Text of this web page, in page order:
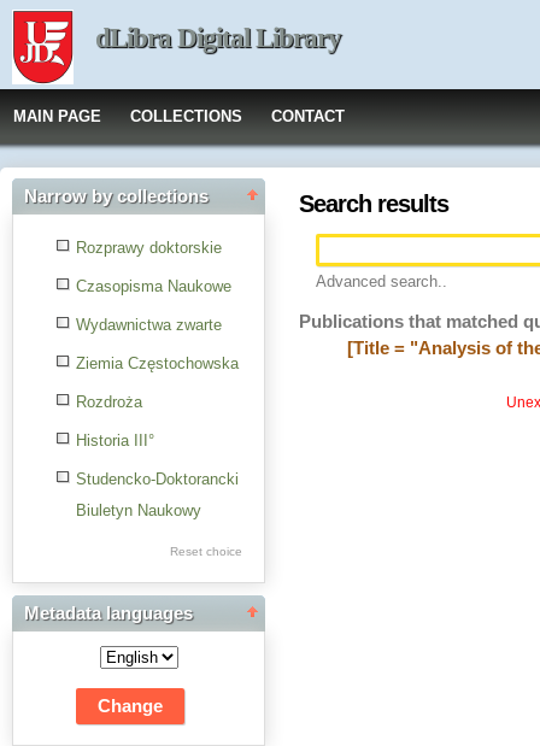
dLibra Digital Library
MAIN PAGE COLLECTIONS CONTACT
Narrow by collections
Rozprawy doktorskie
Czasopisma Naukowe
Wydawnictwa zwarte
Ziemia Częstochowska
Rozdroża
Historia III°
Studencko-Doktorancki
Biuletyn Naukowy
Res Academicae
Science Project Scripts
Biuletyn Informacyjny
WSP w Częstochowie
Reset choice
Metadata languages
Search results
Advanced search..
Publications that matched
[Title = "Analysis of